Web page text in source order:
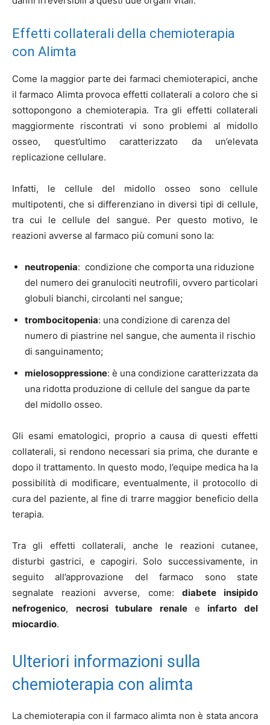
Effetti collaterali della chemioterapia
con Alimta
Come la maggior parte dei farmaci chemioterapici, anche
il farmaco Alimta provoca effetti collaterali a coloro che si
sottopongono a chemioterapia. Tra gli effetti collaterali
maggiormente riscontrati vi sono problemi al midollo
osseo, quest’ultimo caratterizzato da un’elevata
replicazione cellulare.
Infatti, le cellule del midollo osseo sono cellule
multipotenti, che si differenziano in diversi tipi di cellule,
tra cui le cellule del sangue. Per questo motivo, le
reazioni avverse al farmaco più comuni sono la:
neutropenia: condizione che comporta una riduzione
del numero dei granulociti neutrofili, ovvero particolari
globuli bianchi, circolanti nel sangue;
trombocitopenia: una condizione di carenza del
numero di piastrine nel sangue, che aumenta il rischio
di sanguinamento;
mielosoppressione: è una condizione caratterizzata da
una ridotta produzione di cellule del sangue da parte
del midollo osseo.
Gli esami ematologici, proprio a causa di questi effetti
collaterali, si rendono necessari sia prima, che durante e
dopo il trattamento. In questo modo, l’equipe medica ha la
possibilità di modificare, eventualmente, il protocollo di
cura del paziente, al fine di trarre maggior beneficio della
terapia.
Tra gli effetti collaterali, anche le reazioni cutanee,
disturbi gastrici, e capogiri. Solo successivamente, in
seguito all’approvazione del farmaco sono state
segnalate reazioni avverse, come: diabete insipido
nefrogenico, necrosi tubulare renale einfarto del
miocardio.
Ulteriori informazioni sulla
chemioterapia con alimta
La chemioterapia con il farmaco alimta non è stata ancora